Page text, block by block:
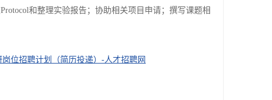
和整理实验报告；协助相关项目申请；撰写课题相
位招聘计划（简历投递）-人才招聘网